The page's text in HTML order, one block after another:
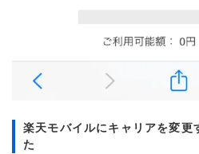
楽天モバイルにキャリアを変更
た